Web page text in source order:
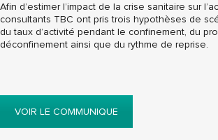
Afin d’estimer l’impact de la crise sanitaire sur
consultants TBC ont pris trois hypothèses de
du taux d’activité pendant le confinement, du
déconfinement ainsi que du rythme de reprise.
VOIR LE COMMUNIQUE